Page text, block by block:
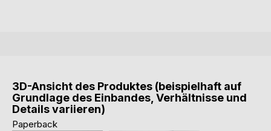
3D-Ansicht des Produktes (beispielhaft auf
Grundlage des Einbandes, Verhältnisse und
Details variieren)
Paperback